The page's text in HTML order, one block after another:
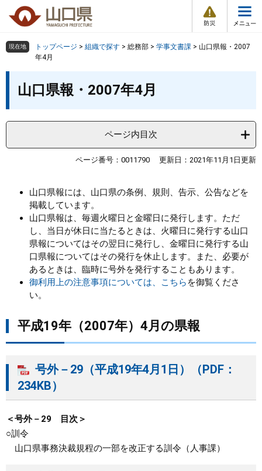
の
頭
。
ー
飛
て
本
へ
情
メ
ュ
組織で探す
健康・福祉
教育・文化・スポーツ
しごと・産業・観光
まちづくり
検索の仕方 組織で探す サイトマップで探す
現在地 トップページ > 組織で探す > 総務部 > 学事文書課 > 山口県報・2007
年4月
山口県報・2007年4月
ページ内目次
ページ番号：0011790 更新日：2021年11月1日更新
山口県報には、山口県の条例、規則、告示、公告などを
掲載しています。
山口県報は、毎週火曜日と金曜日に発行します。ただ
し、当日が休日に当たるときは、火曜日に発行する山口
県報についてはその翌日に発行し、金曜日に発行する山
口県報についてはその発行を休止します。また、必要が
あるときは、臨時に号外を発行することもあります。
御利用上の注意事項については、こちら を御覧くださ
い。
平成19年（2007年）4月の県報
号外－29（平成19年4月1日）（PDF：
234KB）
＜号外－29 目次＞
○訓令
山口県事務決裁規程の一部を改正する訓令（人事課）